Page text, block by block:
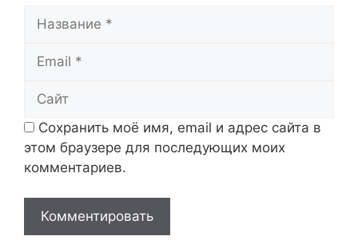
Сохранить моё имя, email и адрес сайта в
этом браузере для последующих моих
комментариев.